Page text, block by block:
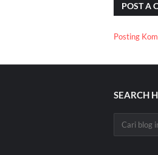
POST A
Posting
SEARCH